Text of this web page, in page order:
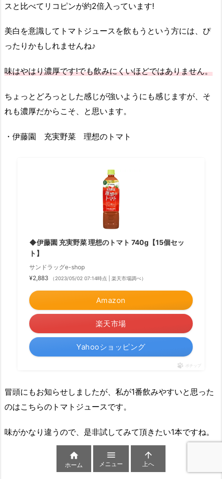
スと比べてリコピンが約2倍入っています!
美白を意識してトマトジュースを飲もうという方には、ぴ
ったりかもしれませんね♪
味はやはり濃厚です!でも飲みにくいほどではありません。
ちょっとどろっとした感じが強いようにも感じますが、そ
れも濃厚だからこそ、と思います。
・伊藤園 充実野菜 理想のトマト
◆伊藤園 充実野菜 理想のトマト 740g【15個セッ
ト】
サンドラッグe-shop
¥2,883
（2023/05/02 07:14時点 | 楽天市場調べ）
Amazon
楽天市場
Yahooショッピング
ポチップ
冒頭にもお知らせしましたが、私が1番飲みやすいと思った
のはこちらのトマトジュースです。
味がかなり違うので、是非試してみて頂きたい1本ですね。

ホーム

メニュー

上へ